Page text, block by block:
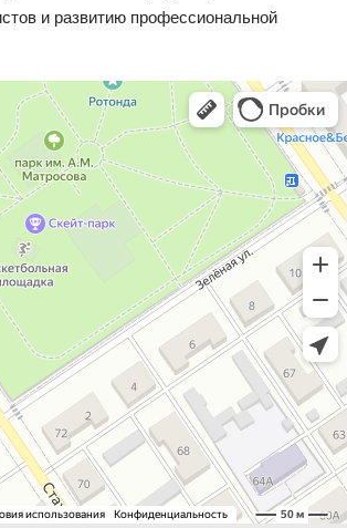
и развитию профессиональной